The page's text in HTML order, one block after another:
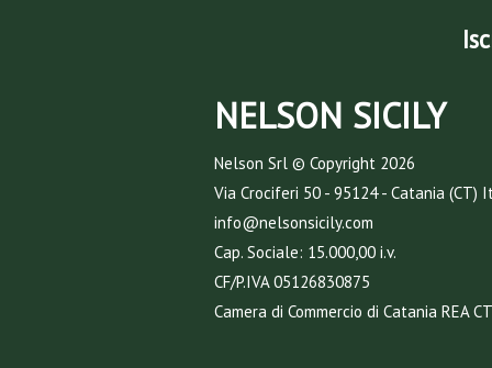
NELSON SICILY
Nelson Srl © Copyright 2026
Via Crociferi 50 - 95124 - Catania (CT)
info@nelsonsicily.com
Cap. Sociale: 15.000,00 i.v.
CF/P.IVA 05126830875
Camera di Commercio di Catania REA